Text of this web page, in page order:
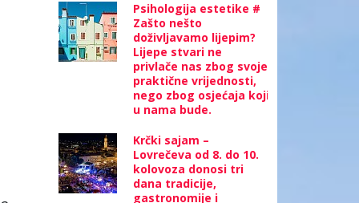
Psihologija estetike #
Zašto nešto
doživljavamo lijepim?
Lijepe stvari ne
privlače nas zbog svoje
praktične vrijednosti,
nego zbog osjećaja koji
u nama bude.
Krčki sajam –
Lovrečeva od 8. do 10.
kolovoza donosi tri
dana tradicije,
gastronomije i